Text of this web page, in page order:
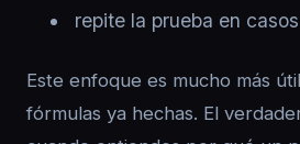
repite la prueba en
Este enfoque es mucho más
fórmulas ya hechas. El